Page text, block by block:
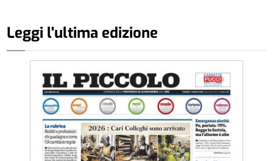
Leggi l'ultima edizione